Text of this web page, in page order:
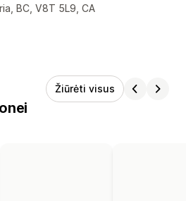
BC, V8T 5L9, CA
Žiūrėti visus